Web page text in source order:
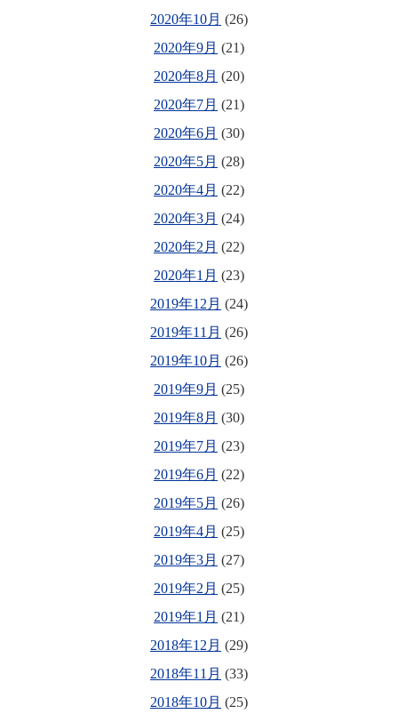
2020年10月 (26)
2020年9月 (21)
2020年8月 (20)
2020年7月 (21)
2020年6月 (30)
2020年5月 (28)
2020年4月 (22)
2020年3月 (24)
2020年2月 (22)
2020年1月 (23)
2019年12月 (24)
2019年11月 (26)
2019年10月 (26)
2019年9月 (25)
2019年8月 (30)
2019年7月 (23)
2019年6月 (22)
2019年5月 (26)
2019年4月 (25)
2019年3月 (27)
2019年2月 (25)
2019年1月 (21)
2018年12月 (29)
2018年11月 (33)
2018年10月 (25)